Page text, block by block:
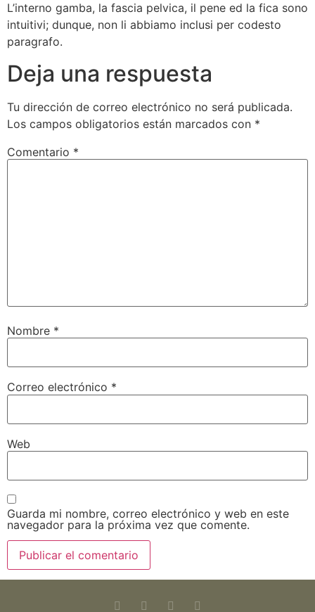
L’interno gamba, la fascia pelvica, il pene ed la fica sono
intuitivi; dunque, non li abbiamo inclusi per codesto
paragrafo.
Deja una respuesta
Tu dirección de correo electrónico no será publicada.
Los campos obligatorios están marcados con *
Comentario *
Nombre *
Correo electrónico *
Web
Guarda mi nombre, correo electrónico y web en este
navegador para la próxima vez que comente.